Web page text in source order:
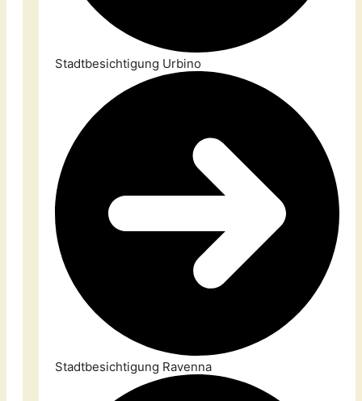
Stadtbesichtigung Urbino
Stadtbesichtigung Ravenna